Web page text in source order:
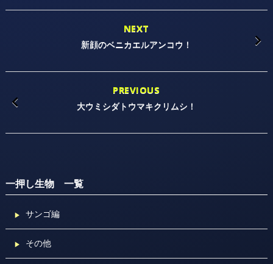
NEXT
新顔のベニカエルアンコウ！
PREVIOUS
大ウミシダトウマキクリムシ！
一押し生物 一覧
サンゴ編
その他